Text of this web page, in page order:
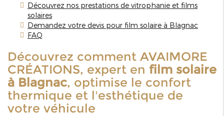
Découvrez nos prestations de vitrophanie et films
solaires
Demandez votre devis pour film solaire à Blagnac
FAQ
Découvrez comment AVAIMORE
CRÉATIONS, expert en film solaire
à Blagnac, optimise le confort
thermique et l'esthétique de
votre véhicule